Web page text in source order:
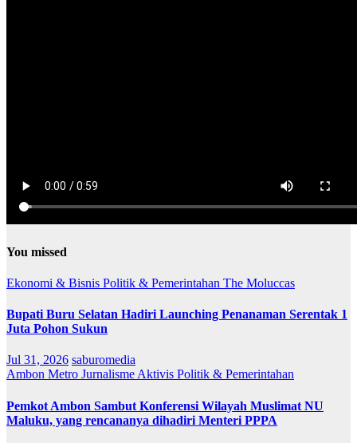
You missed
Ekonomi & Bisnis Politik & Pemerintahan The Moluccas
Bupati Buru Selatan Hadiri Launching Penanaman Serentak 1
Juta Pohon Sukun
Jul 31, 2026 saburomedia
Ambon Metro Jurnalisme Aktivis Politik & Pemerintahan
Pemkot Ambon Sambut Konferensi Wilayah Muslimat NU
Maluku, yang rencananya dihadiri Menteri PPPA